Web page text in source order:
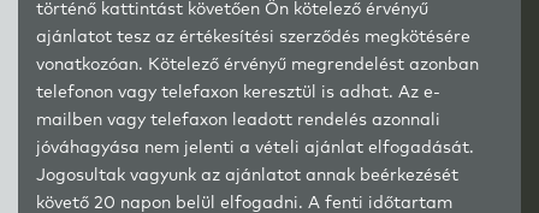
történő kattintást követően Ön kötelező érvényű
ajánlatot tesz az értékesítési szerződés megkötésére
vonatkozóan. Kötelező érvényű megrendelést azonban
telefonon vagy telefaxon keresztül is adhat. Az e-
mailben vagy telefaxon leadott rendelés azonnali
jóváhagyása nem jelenti a vételi ajánlat elfogadását.
Jogosultak vagyunk az ajánlatot annak beérkezését
követő 20 napon belül elfogadni. A fenti időtartam